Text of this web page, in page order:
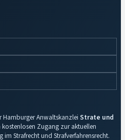
Hamburger Anwaltskanzlei Strate und
kostenlosen Zugang zur aktuellen
Strafrecht und Strafverfahrensrecht.